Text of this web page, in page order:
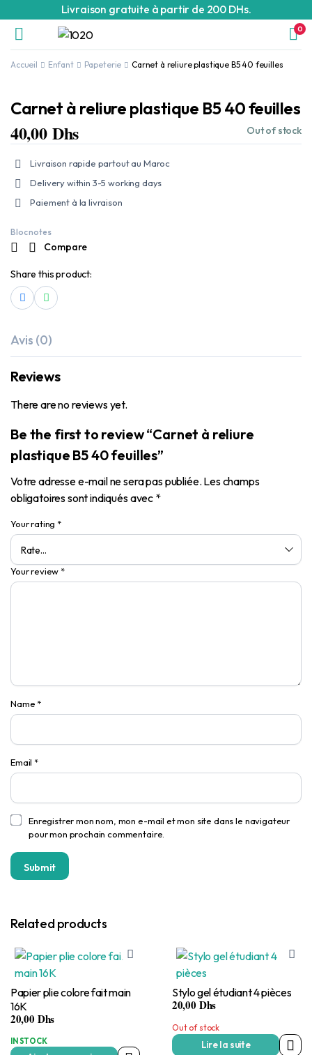
Livraison gratuite à partir de 200 DHs.
0
Accueil Enfant Papeterie Carnet à reliure plastique B5 40 feuilles
Carnet à reliure plastique B5 40 feuilles
40,00Dhs Out of stock
Livraison rapide partout au Maroc
Delivery within 3-5 working days
Paiement à la livraison
Bloc notes
Compare
Share this product:
Avis (0)
Reviews
There are no reviews yet.
Be the first to review “Carnet à reliure
plastique B5 40 feuilles”
Votre adresse e-mail ne sera pas publiée. Les champs
obligatoires sont indiqués avec *
Your rating *
Your review *
Name *
Email *
Enregistrer mon nom, mon e-mail et mon site dans le navigateur
pour mon prochain commentaire.
Related products
Papier plie colore fait main
16K
20,00Dhs
IN STOCK
Stylo gel étudiant 4 pièces
20,00Dhs
Out of stock
Lire la suite